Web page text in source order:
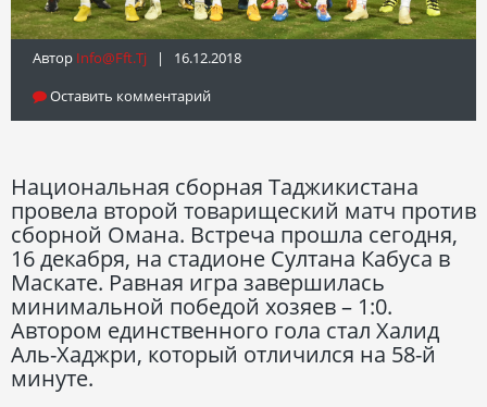
Автор Info@fft.tj | 16.12.2018
Оставить комментарий
Национальная сборная Таджикистана
провела второй товарищеский матч против
сборной Омана. Встреча прошла сегодня,
16 декабря, на стадионе Султана Кабуса в
Маскате. Равная игра завершилась
минимальной победой хозяев – 1:0.
Автором единственного гола стал Халид
Аль-Хаджри, который отличился на 58-й
минуте.